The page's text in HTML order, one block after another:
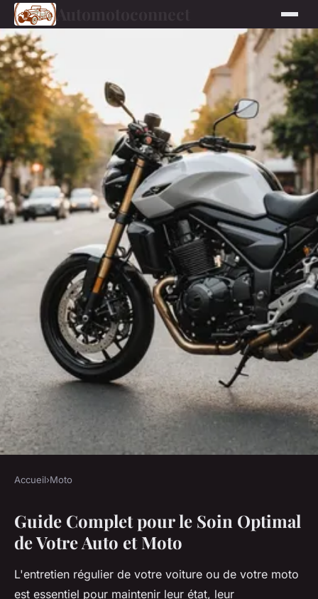
Automotoconnect
Guide complet pour le soin
optimal de votre auto et moto
Martin•13 mars 2025 •5 min de lecture
Accueil›Moto
Guide Complet pour le Soin Optimal
de Votre Auto et Moto
L'entretien régulier de votre voiture ou de votre moto
est essentiel pour maintenir leur état, leur